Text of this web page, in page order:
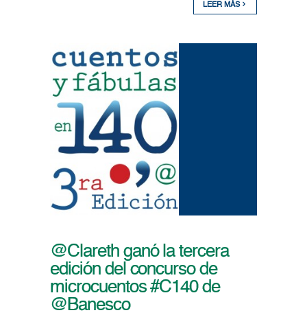
LEER MÁS
@Clareth ganó la tercera
edición del concurso de
microcuentos #C140 de
@Banesco